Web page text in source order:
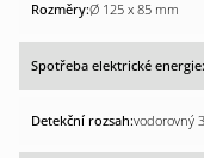
Ø 125 x 85 mm
vodorovný